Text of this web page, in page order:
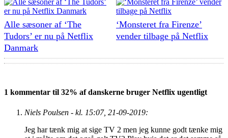
Alle sæsoner af ‘The
Tudors’ er nu på Netflix
Danmark
‘Monsteret fra Firenze’
vender tilbage på Netflix
1 kommentar til 32% af danskerne bruger Netflix ugentligt
Niels Poulsen - kl. 15:07, 21-09-2019:
Jeg har tænk mig at sige TV 2 men jeg kunne godt tænke mig